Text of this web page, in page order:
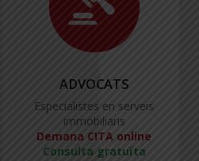
ADVOCATS
Especialistes en serveis
immobiliaris
Demana CITA online
Consulta gratuïta